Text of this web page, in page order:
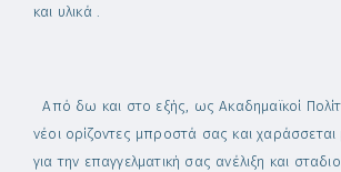
και υλικά .
Από δω και στο εξής, ως Ακαδημαϊκοί
νέοι ορίζοντες μπροστά σας και
για την επαγγελματική σας ανέλιξη και